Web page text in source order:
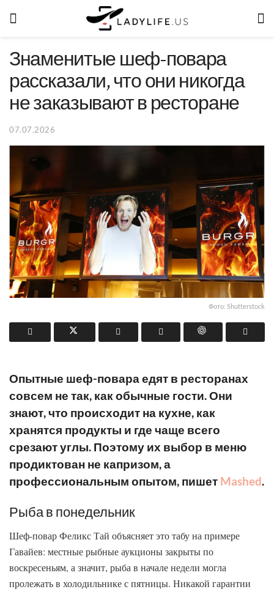
Знаменитые шеф-повара
рассказали, что они никогда
не заказывают в ресторане
07.07.2026
Фото: Shutterstock
Опытные шеф-повара едят в ресторанах
совсем не так, как обычные гости. Они
знают, что происходит на кухне, как
хранятся продукты и где чаще всего
срезают углы. Поэтому их выбор в меню
продиктован не капризом, а
профессиональным опытом, пишет Mashed.
Рыба в понедельник
Шеф-повар Феликс Тай объясняет это табу на примере
Гавайев: местные рыбные аукционы закрыты по
воскресеньям, а значит, рыба в начале недели могла
пролежать в холодильнике с пятницы. Никакой гарантии